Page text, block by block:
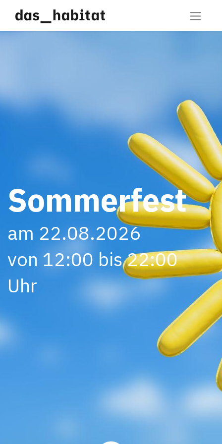
Sommerfest
am 22.08.2026
von 12:00 bis 22:00
Uhr